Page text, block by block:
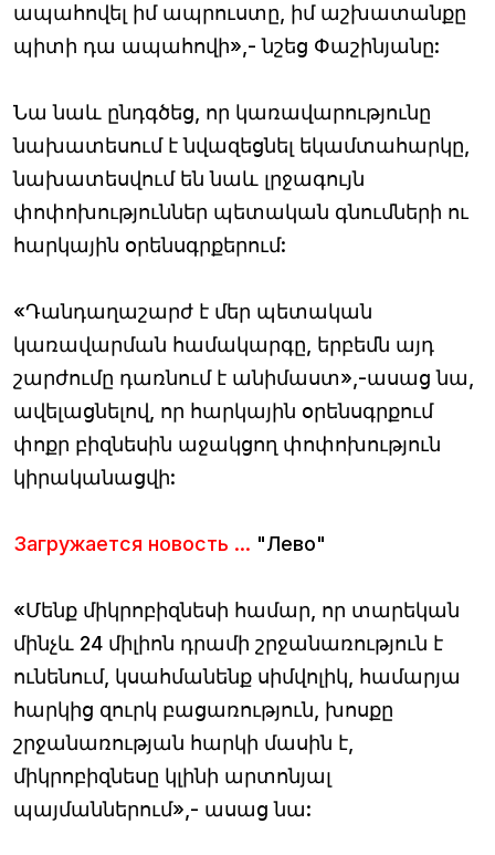
ապահովել իմ ապրուստը, իմ աշխատանքը
պիտի դա ապահովի»,- նշեց Փաշինյանը:
Նա նաև ընդգծեց, որ կառավարությունը
նախատեսում է նվազեցնել եկամտահարկը,
նախատեսվում են նաև լրջագույն
փոփոխություններ պետական գնումների ու
հարկային օրենսգրքերում:
«Դանդաղաշարժ է մեր պետական
կառավարման համակարգը, երբեմն այդ
շարժումը դառնում է անիմաստ»,-ասաց նա,
ավելացնելով, որ հարկային օրենսգրքում
փոքր բիզնեսին աջակցող փոփոխություն
կիրականացվի:
Загружается новость ... "Лево"
«Մենք միկրոբիզնեսի համար, որ տարեկան
մինչև 24 միլիոն դրամի շրջանառություն է
ունենում, կսահմանենք սիմվոլիկ, համարյա
հարկից զուրկ բացառություն, խոսքը
շրջանառության հարկի մասին է,
միկրոբիզնեսը կլինի արտոնյալ
պայմաններում»,- ասաց նա: